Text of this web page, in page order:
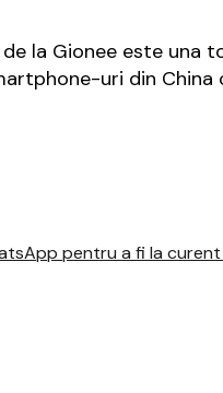
la Gionee este una
uri din
pentru a fi la